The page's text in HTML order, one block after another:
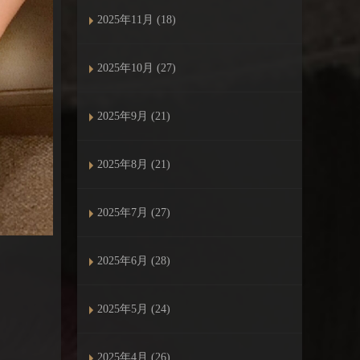
2025年11月 (18)
2025年10月 (27)
2025年9月 (21)
2025年8月 (21)
2025年7月 (27)
2025年6月 (28)
2025年5月 (24)
2025年4月 (26)